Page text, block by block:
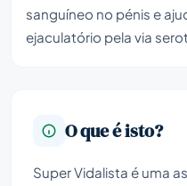
sanguíneo no pénis e
ejaculatório pela via
O que é isto?
Super Vidalista é uma